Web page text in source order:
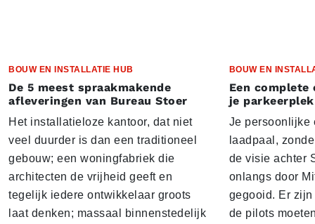
BOUW EN INSTALLATIE HUB
De 5 meest spraakmakende
afleveringen van Bureau Stoer
Het installatieloze kantoor, dat niet
veel duurder is dan een traditioneel
gebouw; een woningfabriek die
architecten de vrijheid geeft en
tegelijk iedere ontwikkelaar groots
laat denken; massaal binnenstedelijk
BOUW EN
Een complete
je parkeerplek
Je persoonlijke
laadpaal,
de visie achter
onlangs door
gegooid. Er
de pilots